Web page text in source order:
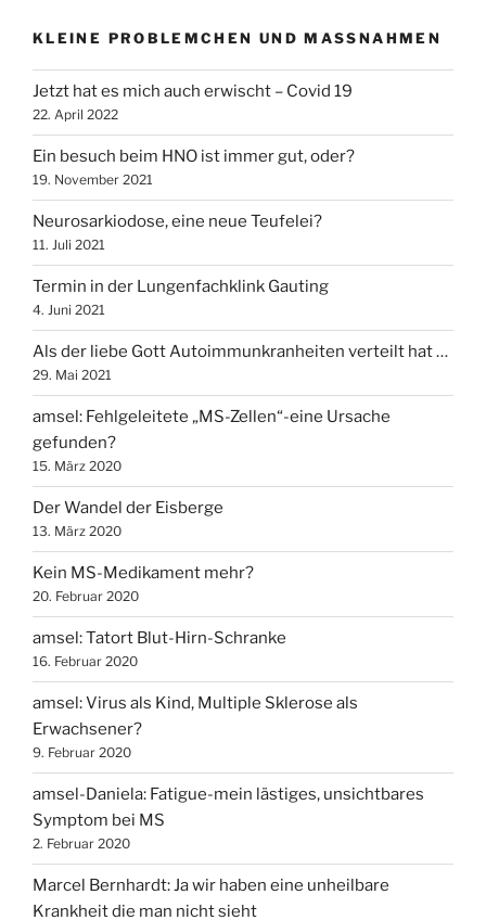
KLEINE PROBLEMCHEN UND MASSNAHMEN
Jetzt hat es mich auch erwischt – Covid 19
22. April 2022
Ein besuch beim HNO ist immer gut, oder?
19. November 2021
Neurosarkiodose, eine neue Teufelei?
11. Juli 2021
Termin in der Lungenfachklink Gauting
4. Juni 2021
Als der liebe Gott Autoimmunkranheiten verteilt hat …
29. Mai 2021
amsel: Fehlgeleitete „MS-Zellen“-eine Ursache
gefunden?
15. März 2020
Der Wandel der Eisberge
13. März 2020
Kein MS-Medikament mehr?
20. Februar 2020
amsel: Tatort Blut-Hirn-Schranke
16. Februar 2020
amsel: Virus als Kind, Multiple Sklerose als
Erwachsener?
9. Februar 2020
amsel-Daniela: Fatigue-mein lästiges, unsichtbares
Symptom bei MS
2. Februar 2020
Marcel Bernhardt: Ja wir haben eine unheilbare
Krankheit die man nicht sieht